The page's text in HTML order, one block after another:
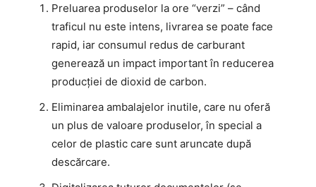
Preluarea produselor la ore “verzi” – când
traficul nu este intens, livrarea se poate face
rapid, iar consumul redus de carburant
generează un impact important în reducerea
producției de dioxid de carbon.
Eliminarea ambalajelor inutile, care nu oferă
un plus de valoare produselor, în special a
celor de plastic care sunt aruncate după
descărcare.